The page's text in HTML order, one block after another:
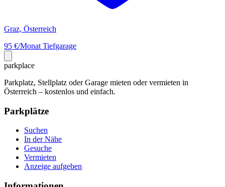
Graz, Österreich
95 €/Monat Tiefgarage
parkplace
Parkplatz, Stellplatz oder Garage mieten oder vermieten in
Österreich – kostenlos und einfach.
Parkplätze
Suchen
In der Nähe
Gesuche
Vermieten
Anzeige aufgeben